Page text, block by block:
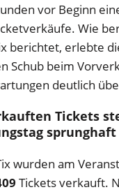
vor Beginn
Wie
berichtet, erlebte
Schub beim
deutlich
Tickets
sprunghaft
wurden am
Tickets verkauft.